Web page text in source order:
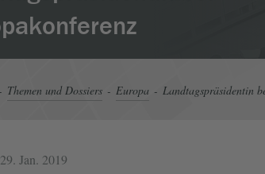
Themen und Dossiers Europa Landtagspräsidentin
29. Jan. 2019